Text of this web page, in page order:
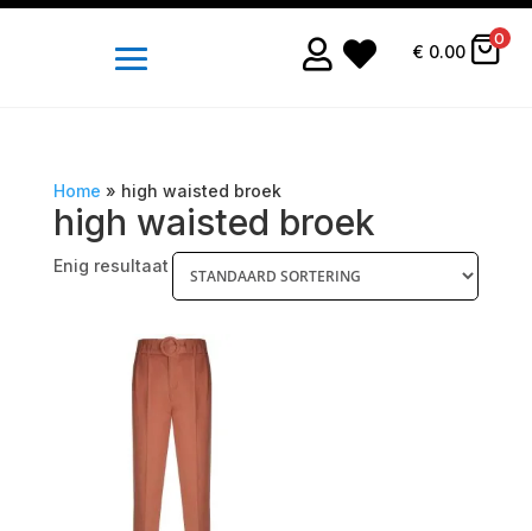
  € 0.00
0
Home » high waisted broek
high waisted broek
Enig resultaat